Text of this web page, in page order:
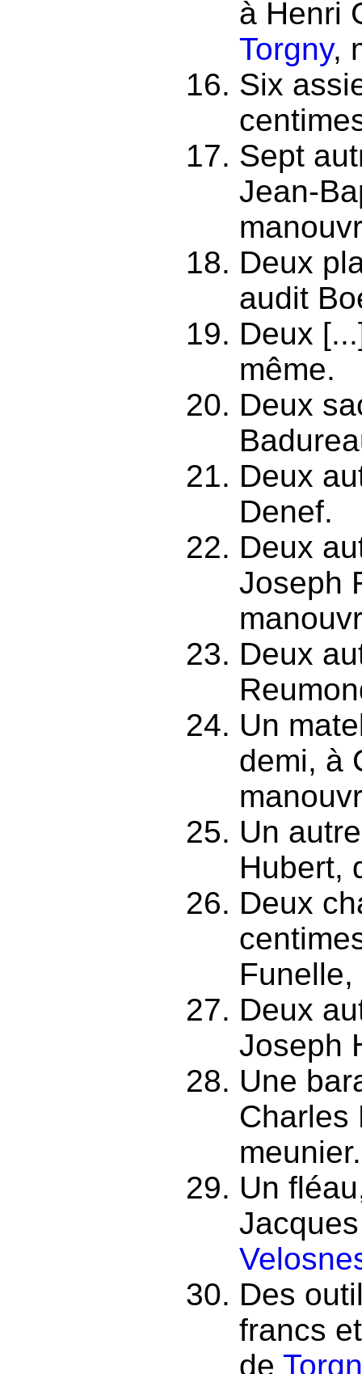
à Henri
Torgny,
Six
Sept
Jean-
Deux
audit
Deux
même.
Deux
Deux
Denef.
Deux
Joseph
Deux
Un
demi, à
Un
Hubert,
Deux
Deux
Joseph
Une
Charles
meunier.
Un
Des
francs
de